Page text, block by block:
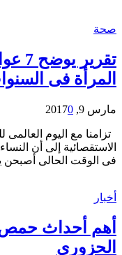
صحة
المرأة فى
مارس 9, 2017 0
تزامنا مع اليوم
الاستقصائية إلى أن
فى الوقت الحالى
أخبار
الحزوري